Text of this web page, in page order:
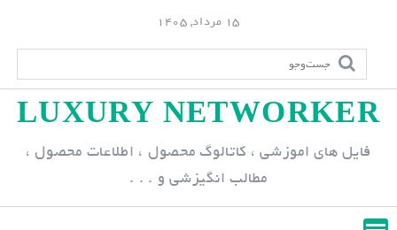
p
n
15 مرداد, 1405
LUXURY NETWORKER
فایل های اموزشی ، کاتالوگ محصول ، اطلاعات محصول ،
مطالب انگیزشی و . . .